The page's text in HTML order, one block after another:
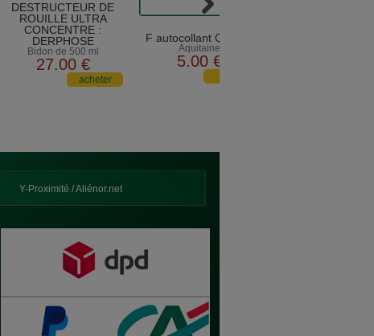
DESTRUCTEUR DE
ROUILLE ULTRA
CONCENTRE :
DERPHOSE
Bidon de 500 ml
27.00 €
F autocollant Quillery
Aquitaine
5.00 €
Y-Proximité / Aliénor.net